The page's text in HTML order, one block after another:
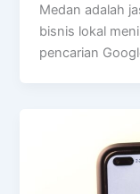
Medan adalah
bisnis lokal
pencarian